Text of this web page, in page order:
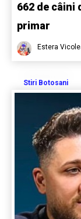
662 de câini
primar
Estera
Stiri Botosani